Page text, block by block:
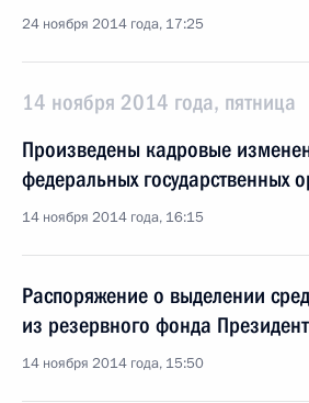
24 ноября 2014 года, 17:25
14 ноября 2014 года, пятница
Произведены кадровые
федеральных государственных
14 ноября 2014 года, 16:15
Распоряжение о выделении
из резервного фонда
14 ноября 2014 года, 15:50